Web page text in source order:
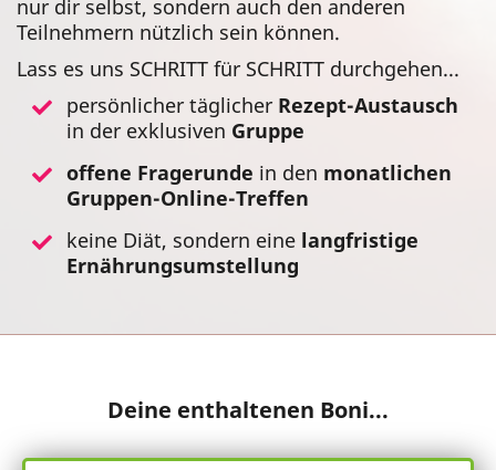
nur dir selbst, sondern auch den anderen
Teilnehmern nützlich sein können.
Lass es uns SCHRITT für SCHRITT durchgehen...
persönlicher täglicher Rezept-Austausch
in der exklusiven Gruppe
offene Fragerunde in den monatlichen
Gruppen-Online-Treffen
keine Diät, sondern eine langfristige
Ernährungsumstellung
Deine enthaltenen Boni...